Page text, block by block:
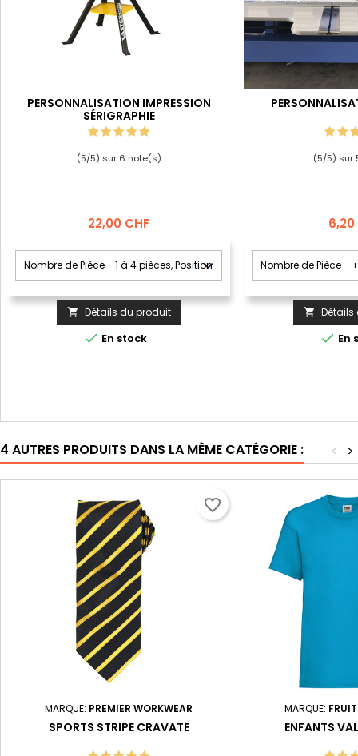
PERSONNALISATION IMPRESSION
SÉRIGRAPHIE
(5/5) sur 6 note(s)
Prix
22,00 CHF
 Détails du produit
 En stock
(5/5) sur
Prix
6,20
 Détails
 En
4 AUTRES PRODUITS DANS LA MÊME CATÉGORIE : >
<
MARQUE: PREMIER WORKWEAR
SPORTS STRIPE CRAVATE
favorite_border
MARQUE:
ENFANTS